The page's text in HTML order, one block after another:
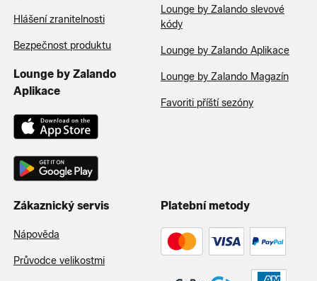
Hlášení zranitelnosti
Bezpečnost produktu
Lounge by Zalando
Aplikace
Lounge by Zalando slevové
kódy
Lounge by Zalando Aplikace
Lounge by Zalando Magazín
Favoriti příští sezóny
Zákaznický servis
Nápověda
Průvodce velikostmi
Platební metody